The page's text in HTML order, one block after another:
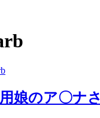
娘のア〇ナ